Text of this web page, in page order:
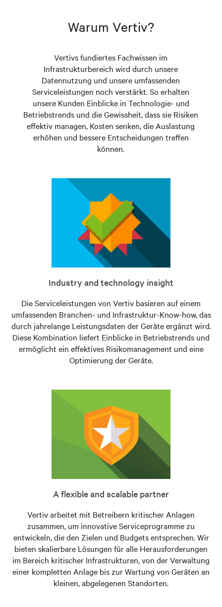
um jeden Schritt von der Lieferung über die
Positionierung bis hin zur Inbetriebnahme zu
Warum Vertiv?
Vertivs fundiertes Fachwissen im
Infrastrukturbereich wird durch unsere
Datennutzung und unsere umfassenden
Serviceleistungen noch verstärkt. So erhalten
unsere Kunden Einblicke in Technologie- und
Betriebstrends und die Gewissheit, dass sie Risiken
effektiv managen, Kosten senken, die Auslastung
erhöhen und bessere Entscheidungen treffen
können.
Industry and technology insight
Die Serviceleistungen von Vertiv basieren auf einem
umfassenden Branchen- und Infrastruktur-Know-how, das
durch jahrelange Leistungsdaten der Geräte ergänzt wird.
Diese Kombination liefert Einblicke in Betriebstrends und
ermöglicht ein effektives Risikomanagement und eine
Optimierung der Geräte.
A flexible and scalable partner
Vertiv arbeitet mit Betreibern kritischer Anlagen
zusammen, um innovative Serviceprogramme zu
entwickeln, die den Zielen und Budgets entsprechen. Wir
bieten skalierbare Lösungen für alle Herausforderungen
im Bereich kritischer Infrastrukturen, von der Verwaltung
einer kompletten Anlage bis zur Wartung von Geräten an
kleinen, abgelegenen Standorten.